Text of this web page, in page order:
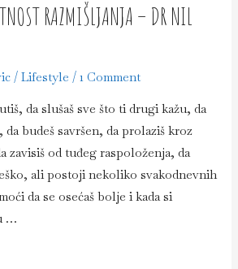
RAZMIŠLJANJA – DR NIL
/Lifestyle /1 Comment
da slušaš sve što ti drugi kažu, da
budeš savršen, da prolaziš kroz
zavisiš od tuđeg raspoloženja, da
ali postoji nekoliko svakodnevnih
da se osećaš bolje i kada si
…